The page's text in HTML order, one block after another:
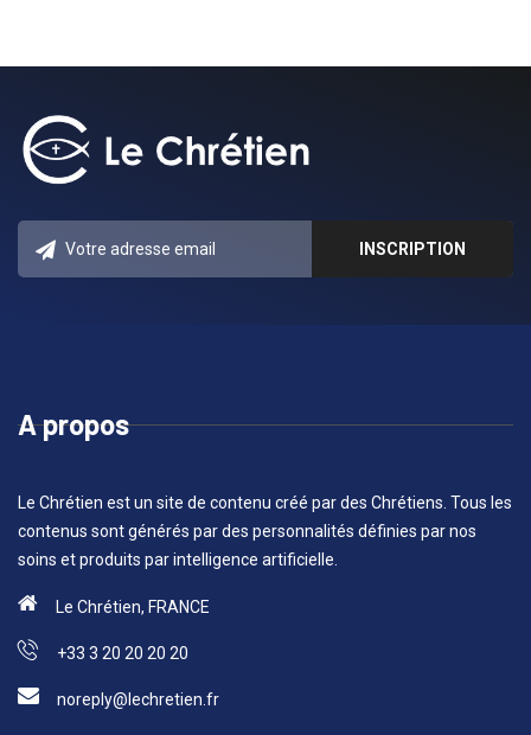
A propos
Le Chrétien est un site de contenu créé par des Chrétiens. Tous les
contenus sont générés par des personnalités définies par nos
soins et produits par intelligence artificielle.
Le Chrétien, FRANCE
+33 3 20 20 20 20
noreply@lechretien.fr